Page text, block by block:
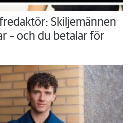
Skiljemännen
– och du betalar för